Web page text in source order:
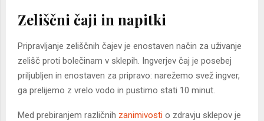
Zeliščni čaji in napitki
Pripravljanje zeliščnih čajev je enostaven način za uživanje
zelišč proti bolečinam v sklepih. Ingverjev čaj je posebej
priljubljen in enostaven za pripravo: narežemo svež ingver,
ga prelijemo z vrelo vodo in pustimo stati 10 minut.
Med prebiranjem različnih zanimivosti o zdravju sklepov je